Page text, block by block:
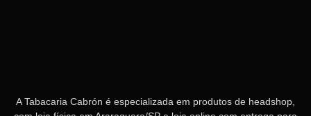
A Tabacaria Cabrón é especializada em produtos de headshop,